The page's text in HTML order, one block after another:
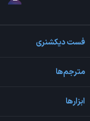
فست دیکشنری
مترجم‌ها
ابزارها